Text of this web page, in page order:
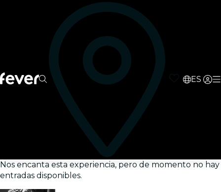
ES
Nos encanta esta experiencia, pero de momento no hay
entradas disponibles.